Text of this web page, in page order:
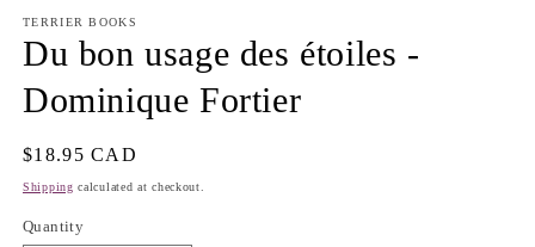
TERRIER BOOKS
Du bon usage des étoiles -
Dominique Fortier
Regular
price
$18.95 CAD
Shipping calculated at checkout.
Quantity